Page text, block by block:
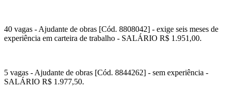
40 vagas - Ajudante de obras [Cód. 8808042] - exige seis meses de
experiência em carteira de trabalho - SALÁRIO R$ 1.951,00.
5 vagas - Ajudante de obras [Cód. 8844262] - sem experiência -
SALÁRIO R$ 1.977,50.